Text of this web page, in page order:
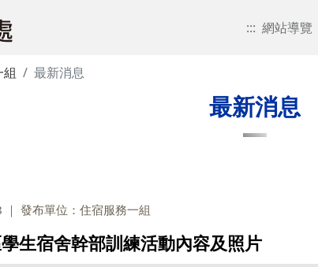
::: 網站導覽
最新消息
最新消息
發布單位：住宿服務一組
生宿舍幹部訓練活動內容及照片